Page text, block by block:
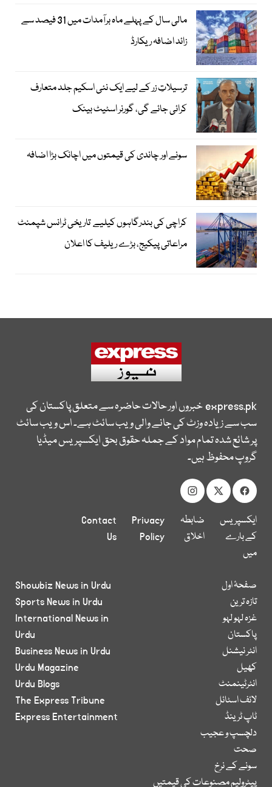
مالی سال کے پہلے ماہ برآمدات میں 31 فیصد سے
زائد اضافہ ریکارڈ
ترسیلاتِ زر کے لیے ایک نئی اسکیم جلد متعارف
کرائی جائے گی، گورنر اسٹیٹ بینک
سونے اور چاندی کی قیمتوں میں اچانک بڑا اضافہ
کراچی کی بندرگاہوں کیلیے تاریخی ٹرانس شپمنٹ
مراعاتی پیکیج، بڑے ریلیف کا اعلان
express.pkخبروں اور حالات حاضرہ سے متعلق پاکستان کی
سب سے زیادہ وزٹ کی جانے والی ویب سائٹ ہے۔ اس ویب سائٹ
پر شائع شدہ تمام مواد کے جملہ حقوق بحق ایکسپریس میڈیا
گروپ محفوظ ہیں۔
ایکسپریس
کے بارے
میں
ضابطہ
اخلاق
Privacy
Policy
Contact
Us
صفحۂ اول
تازہ ترین
غزہ لہو لہو
پاکستان
انٹر نیشنل
کھیل
انٹرٹینمنٹ
لائف اسٹائل
ٹاپ ٹرینڈ
دلچسپ و عجیب
صحت
سونے کے نرخ
پیٹرولیم مصنوعات کی قیمتیں
Showbiz News in Urdu
Sports News in Urdu
International News in
Urdu
Business News in Urdu
Urdu Magazine
Urdu Blogs
The Express Tribune
Express Entertainment